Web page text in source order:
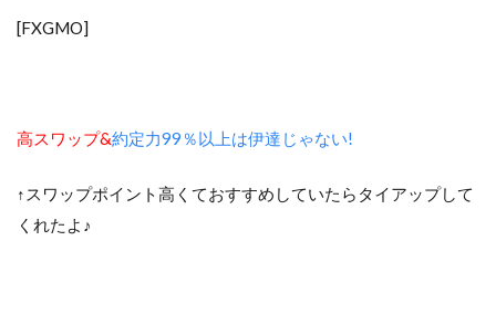
[FXGMO]
高スワップ&約定力99％以上は伊達じゃない!
↑スワップポイント高くておすすめしていたらタイアップして
くれたよ♪